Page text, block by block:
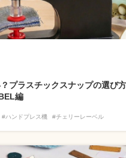
プラスチックスナップの選び
編
#ハンドプレス機 #チェリーレーベル